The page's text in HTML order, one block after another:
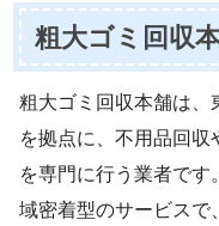
粗大ゴミ回収
粗大ゴミ回収本舗は、
を拠点に、不用品回
を専門に行う業者で
域密着型のサービスで